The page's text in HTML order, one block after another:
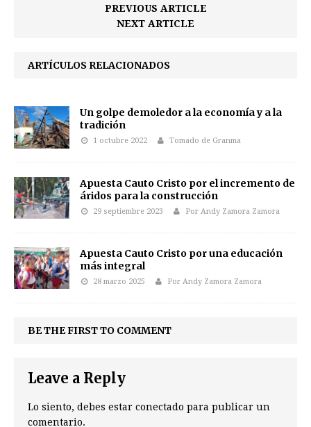
PREVIOUS ARTICLE
NEXT ARTICLE
ARTÍCULOS RELACIONADOS
Un golpe demoledor a la economía y a la
tradición
1 octubre 2022 Tomado de Granma
Apuesta Cauto Cristo por el incremento de
áridos para la construcción
29 septiembre 2023 Por Andy Zamora Zamora
Apuesta Cauto Cristo por una educación
más integral
28 marzo 2025 Por Andy Zamora Zamora
BE THE FIRST TO COMMENT
Leave a Reply
Lo siento, debes estar conectado para publicar un
comentario.